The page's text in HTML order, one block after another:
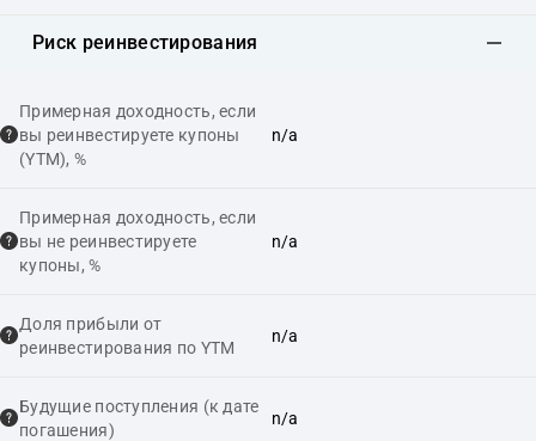
Риск реинвестирования
Примерная доходность, если
вы реинвестируете купоны
(YTM), %
n/a
Примерная доходность, если
вы не реинвестируете
купоны, %
n/a
Доля прибыли от
реинвестирования по YTM
n/a
Будущие поступления (к дате
погашения)
n/a